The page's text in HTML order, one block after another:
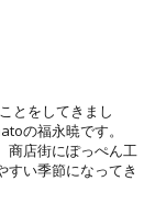
とをしてきまし
の福永暁です。
商店街にぽっぺん工
すい季節になってき